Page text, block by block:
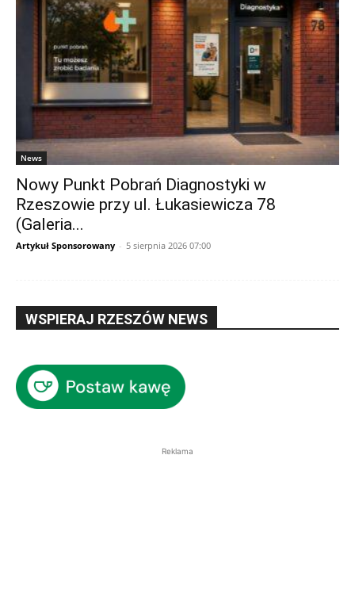
News
Nowy Punkt Pobrań Diagnostyki w
Rzeszowie przy ul. Łukasiewicza 78
(Galeria...
Artykuł Sponsorowany - 5 sierpnia 2026 07:00
WSPIERAJ RZESZÓW NEWS
Reklama